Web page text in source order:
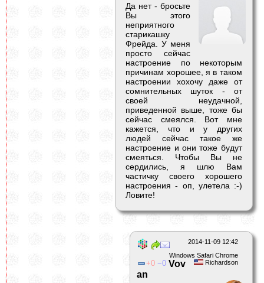
Да нет - бросьте
Вы этого
неприятного
старикашку
Фрейда. У меня
просто сейчас
настроение по некоторым
причинам хорошее, я в таком
настроении хохочу даже от
сомнительных шуток - от
своей неудачной,
приведенной выше, тоже бы
сейчас смеялся. Вот мне
кажется, что и у других
людей сейчас такое же
настроение и они тоже будут
смеяться. Чтобы Вы не
сердились, я шлю Вам
частичку своего хорошего
настроения - оп, улетела :-)
Ловите!
2014-11-09 12:42
Windows Safari Chrome
Richardson
0 0 Vov
an